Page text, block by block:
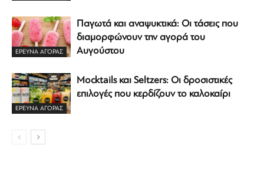
ΕΡΕΥΝΑ ΑΓΟΡΑΣ
Παγωτά και αναψυκτικά: Οι τάσεις που
διαμορφώνουν την αγορά του
Αυγούστου
ΕΡΕΥΝΑ ΑΓΟΡΑΣ
Mocktails και Seltzers: Οι δροσιστικές
επιλογές που κερδίζουν το καλοκαίρι